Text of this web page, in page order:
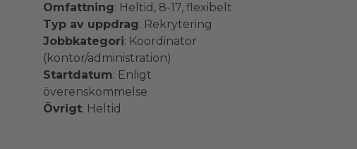
Omfattning: Heltid, 8-17, flexibelt
Typ av uppdrag: Rekrytering
Jobbkategori: Koordinator
(kontor/administration)
Startdatum: Enligt
överenskommelse
Övrigt: Heltid